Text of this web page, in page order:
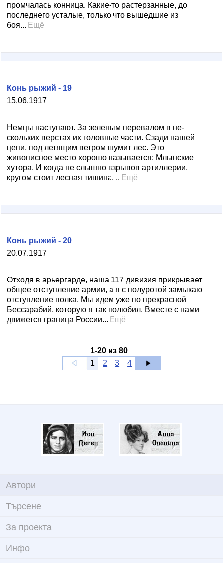
промчалась конница. Какие-то растерзанные, до
последнего усталые, только что вышедшие из
боя... Ещё
15.06.1917
Конь рыжий - 19
Немцы наступают. За зеленым перевалом в не­
скольких верстах их головные части. Сзади нашей
цепи, под летящим ветром шумит лес. Это
живописное место хорошо называется: Млынские
хутора. И когда не слыш­но взрывов артиллерии,
кругом стоит лесная тишина. .. Ещё
20.07.1917
Конь рыжий - 20
Отходя в арьергарде, наша 117 дивизия прикрывает
общее отступление армии, а я с полуротой замыкаю
отступление полка. Мы идем уже по прекрасной
Бессарабий, которую я так полюбил. Вместе с нами
движется граница России... Ещё
1-20 из 80
1
2 3 4
Автори
Търсене
За проекта
Инфо